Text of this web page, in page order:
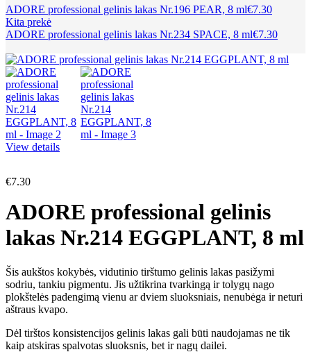
ADORE professional gelinis lakas Nr.196 PEAR, 8 ml€7.30
Kita prekė
ADORE professional gelinis lakas Nr.234 SPACE, 8 ml€7.30
View details
€7.30
ADORE professional gelinis
lakas Nr.214 EGGPLANT, 8 ml
Šis aukštos kokybės, vidutinio tirštumo gelinis lakas pasižymi
sodriu, tankiu pigmentu. Jis užtikrina tvarkingą ir tolygų nago
plokštelės padengimą vienu ar dviem sluoksniais, nenubėga ir neturi
aštraus kvapo.
Dėl tirštos konsistencijos gelinis lakas gali būti naudojamas ne tik
kaip atskiras spalvotas sluoksnis, bet ir nagų dailei.